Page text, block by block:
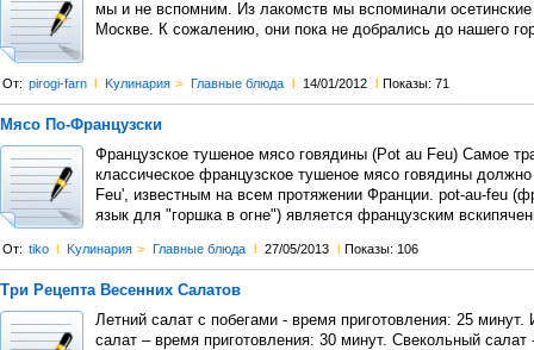
мы и не вспомним. Из лакомств мы вспоминали осетинские
Москве. К сожалению, они пока не добрались до нашего
От: pirogi-farn l Kулинария > Главные блюда l 14/01/2012 l Показы: 71
Мясо По-Французски
Французское тушеное мясо говядины (Pot au Feu) Самое
классическое французское тушеное мясо говядины
Feu', известным на всем протяжении Франции. pot-au-feu
язык для "горшка в огне") является французским
От: tiko l Kулинария > Главные блюда l 27/05/2013 l Показы: 106
Три Рецепта Весенних Салатов
Летний салат с побегами - время приготовления: 25 минут.
салат – время приготовления: 30 минут. Свекольный салат